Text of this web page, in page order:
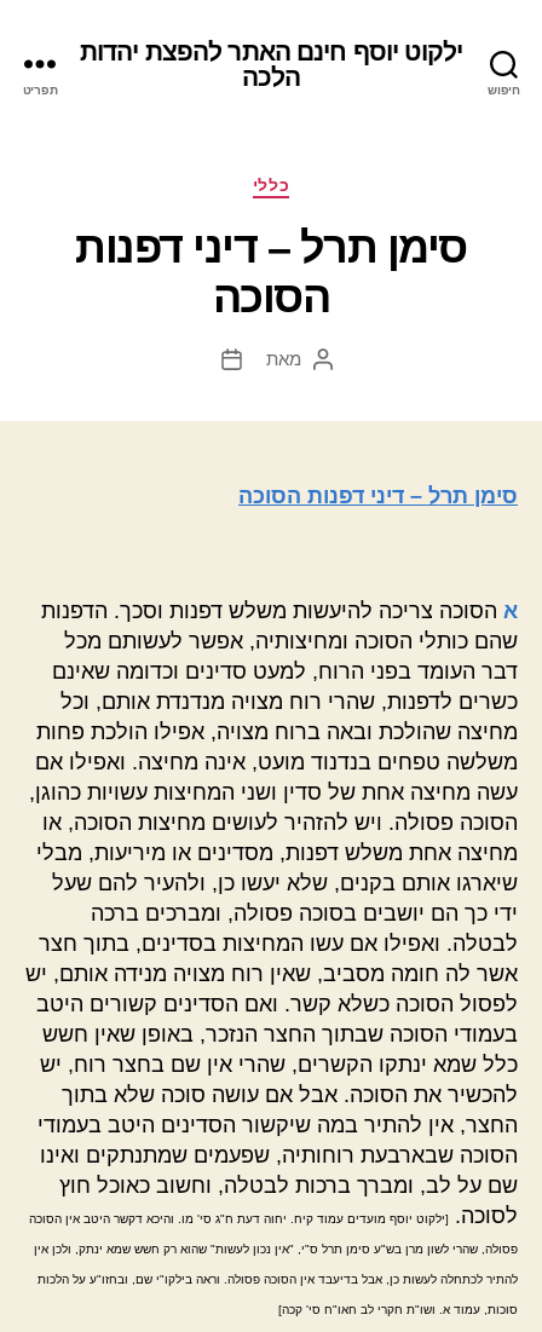
חיפוש
ילקוט יוסף חינם האתר להפצת יהדות
הלכה
תפריט
קטגוריותכללי
סימן תרל – דיני דפנות
הסוכה
המחבר
מאת
תאריך
סימן תרל – דיני דפנות הסוכה
א הסוכה צריכה להיעשות משלש דפנות וסכך. הדפנות
שהם כותלי הסוכה ומחיצותיה, אפשר לעשותם מכל
דבר העומד בפני הרוח, למעט סדינים וכדומה שאינם
כשרים לדפנות, שהרי רוח מצויה מנדנדת אותם, וכל
מחיצה שהולכת ובאה ברוח מצויה, אפילו הולכת פחות
משלשה טפחים בנדנוד מועט, אינה מחיצה. ואפילו אם
עשה מחיצה אחת של סדין ושני המחיצות עשויות כהוגן,
הסוכה פסולה. ויש להזהיר לעושים מחיצות הסוכה, או
מחיצה אחת משלש דפנות, מסדינים או מיריעות, מבלי
שיארגו אותם בקנים, שלא יעשו כן, ולהעיר להם שעל
ידי כך הם יושבים בסוכה פסולה, ומברכים ברכה
לבטלה. ואפילו אם עשו המחיצות בסדינים, בתוך חצר
אשר לה חומה מסביב, שאין רוח מצויה מנידה אותם, יש
לפסול הסוכה כשלא קשר. ואם הסדינים קשורים היטב
בעמודי הסוכה שבתוך החצר הנזכר, באופן שאין חשש
כלל שמא ינתקו הקשרים, שהרי אין שם בחצר רוח, יש
להכשיר את הסוכה. אבל אם עושה סוכה שלא בתוך
החצר, אין להתיר במה שיקשור הסדינים היטב בעמודי
הסוכה שבארבעת רוחותיה, שפעמים שמתנתקים ואינו
שם על לב, ומברך ברכות לבטלה, וחשוב כאוכל חוץ
לסוכה.
[ילקוט יוסף מועדים עמוד קיח. יחוה דעת ח"ג סי' מו. והיכא דקשר היטב אין הסוכה
פסולה, שהרי לשון מרן בש"ע סימן תרל ס"י, "אין נכון לעשות" שהוא רק חשש שמא ינתק, ולכן אין
להתיר לכתחלה לעשות כן, אבל בדיעבד אין הסוכה פסולה. וראה בילקו"י שם, ובחזו"ע על הלכות
סוכות, עמוד א. ושו"ת חקרי לב חאו"ח סי' קכה]